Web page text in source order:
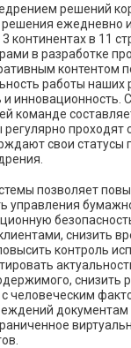
решений
ежедневно
континентах в 11
в разработке
контентом
работы наших
инновационность.
команде
проходят
свои статусы
позволяет
управления
снизить
контроль
снизить
человеческим